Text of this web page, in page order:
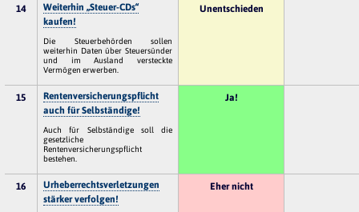
14
Weiterhin „Steuer-CDs“
kaufen!
Die Steuerbehörden sollen
weiterhin Daten über Steuersünder
und im Ausland versteckte
Vermögen erwerben.
Unentschieden
15
Rentenversicherungspflicht
auch für Selbständige!
Auch für Selbständige soll die
gesetzliche
Rentenversicherungspflicht
bestehen.
Ja!
16
Urheberrechtsverletzungen
stärker verfolgen!
Eher nicht